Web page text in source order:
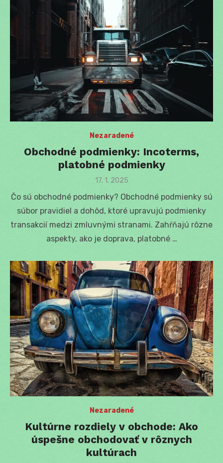
Nezaradené
Obchodné podmienky: Incoterms,
platobné podmienky
Posted
17. 1. 2025
Čo sú obchodné podmienky? Obchodné podmienky sú
súbor pravidiel a dohôd, ktoré upravujú podmienky
transakcií medzi zmluvnými stranami. Zahŕňajú rôzne
aspekty, ako je doprava, platobné …
Nezaradené
Kultúrne rozdiely v obchode: Ako
úspešne obchodovať v rôznych
kultúrach